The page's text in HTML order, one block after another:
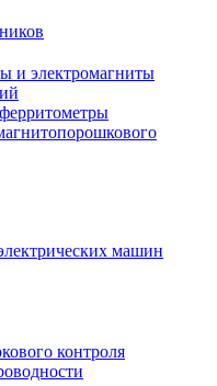
и электромагниты
машин
контроля